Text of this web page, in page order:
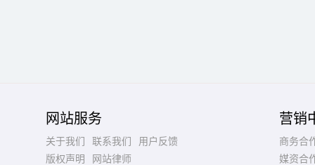
网站服务
关于我们 联系我们
用户反馈
版权声明
网站律师
营销
商务合
媒资合